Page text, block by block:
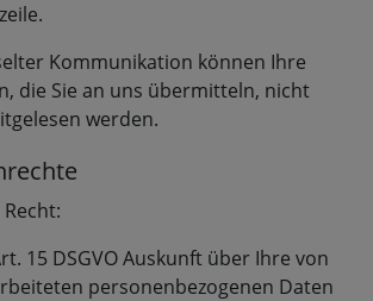
Kommunikation können Ihre
die Sie an uns übermitteln, nicht
werden.
15 DSGVO Auskunft über Ihre von
personenbezogenen Daten